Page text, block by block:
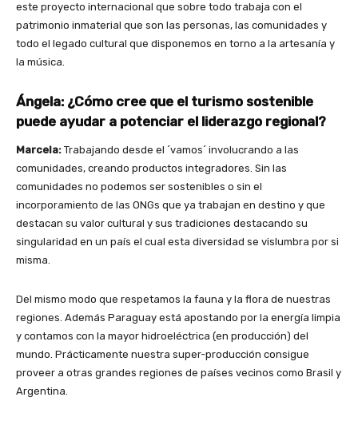
este proyecto internacional que sobre todo trabaja con el
patrimonio inmaterial que son las personas, las comunidades y
todo el legado cultural que disponemos en torno a la artesanía y
la música.
Ángela: ¿Cómo cree que el turismo sostenible
puede ayudar a potenciar el liderazgo regional?
Marcela: Trabajando desde el ´vamos´ involucrando a las
comunidades, creando productos integradores. Sin las
comunidades no podemos ser sostenibles o sin el
incorporamiento de las ONGs que ya trabajan en destino y que
destacan su valor cultural y sus tradiciones destacando su
singularidad en un país el cual esta diversidad se vislumbra por si
misma.
Del mismo modo que respetamos la fauna y la flora de nuestras
regiones. Además Paraguay está apostando por la energía limpia
y contamos con la mayor hidroeléctrica (en producción) del
mundo. Prácticamente nuestra super-producción consigue
proveer a otras grandes regiones de países vecinos como Brasil y
Argentina.